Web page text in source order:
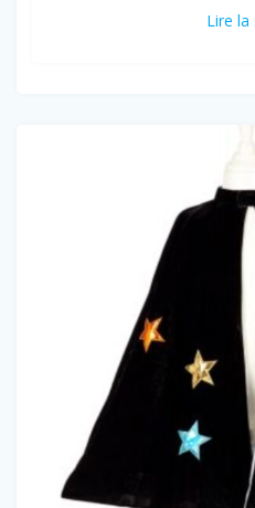
Lire la